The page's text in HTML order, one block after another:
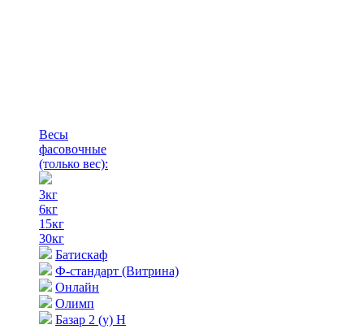
Весы
фасовочные
(только вес):
3кг
6кг
15кг
30кг
Батискаф
Ф-стандарт (Витрина)
Онлайн
Олимп
Базар 2 (у) Н